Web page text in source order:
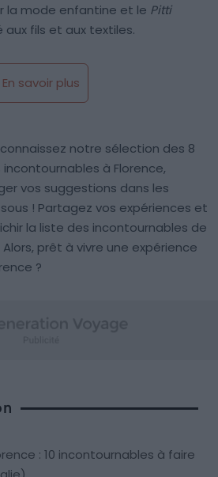
la mode enfantine et le Pitti
aux fils et aux textiles.
En savoir plus
notre sélection des 8
à Florence,
vos suggestions dans les
! Partagez vos expériences et
la liste des incontournables de
prêt à vivre une expérience
?
: 10 incontournables à faire